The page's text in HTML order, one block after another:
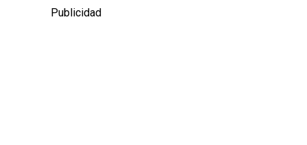
Publicidad